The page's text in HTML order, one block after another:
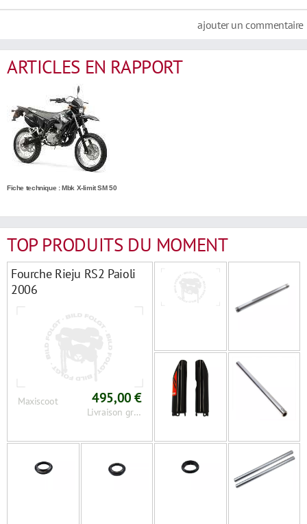
ajouter un commentaire
ARTICLES EN RAPPORT
Fiche technique : Mbk X-limit SM 50
TOP PRODUITS DU MOMENT
Fourche Rieju RS2 Paioli
2006
Maxiscoot 495,00 €
Livraison gratuite